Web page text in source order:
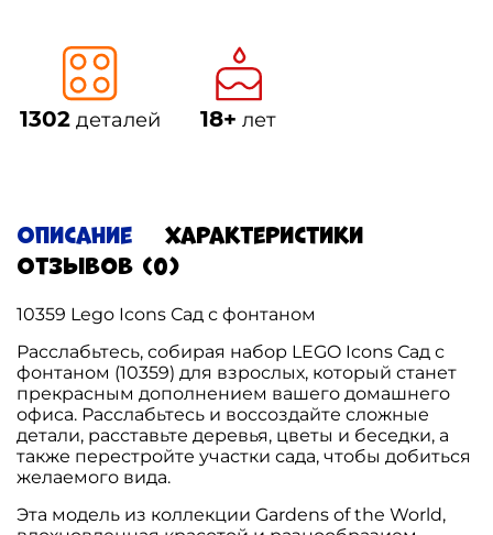
1302 деталей 18+ лет
Описание
Характеристики
Отзывов (0)
10359 Lego Icons Сад с фонтаном
Расслабьтесь, собирая набор LEGO Icons Сад с
фонтаном (10359) для взрослых, который станет
прекрасным дополнением вашего домашнего
офиса. Расслабьтесь и воссоздайте сложные
детали, расставьте деревья, цветы и беседки, а
также перестройте участки сада, чтобы добиться
желаемого вида.
Эта модель из коллекции Gardens of the World,